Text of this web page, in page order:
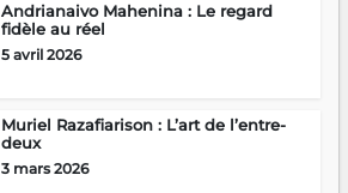
Andrianaivo Mahenina : Le regard
fidèle au réel
5 avril 2026
Muriel Razafiarison : L’art de l’entre-
deux
3 mars 2026